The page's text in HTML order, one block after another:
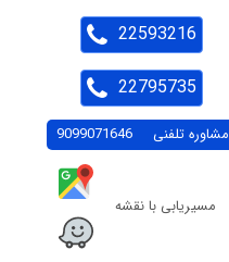
مشاوره تلفنی 9099071646
مسیریابی با نقشه
22593216
22795735